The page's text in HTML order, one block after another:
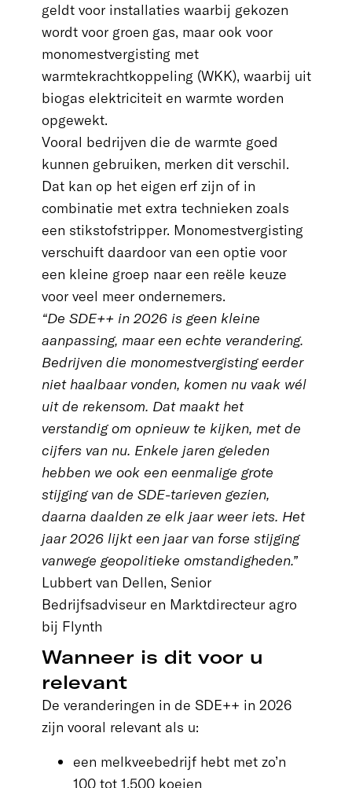
geldt voor installaties waarbij gekozen
wordt voor groen gas, maar ook voor
monomestvergisting met
warmtekrachtkoppeling (WKK), waarbij uit
biogas elektriciteit en warmte worden
opgewekt.
Vooral bedrijven die de warmte goed
kunnen gebruiken, merken dit verschil.
Dat kan op het eigen erf zijn of in
combinatie met extra technieken zoals
een stikstofstripper. Monomestvergisting
verschuift daardoor van een optie voor
een kleine groep naar een reële keuze
voor veel meer ondernemers.
“De SDE++ in 2026 is geen kleine
aanpassing, maar een echte verandering.
Bedrijven die monomestvergisting eerder
niet haalbaar vonden, komen nu vaak wél
uit de rekensom. Dat maakt het
verstandig om opnieuw te kijken, met de
cijfers van nu. Enkele jaren geleden
hebben we ook een eenmalige grote
stijging van de SDE-tarieven gezien,
daarna daalden ze elk jaar weer iets. Het
jaar 2026 lijkt een jaar van forse stijging
vanwege geopolitieke omstandigheden.”
Lubbert van Dellen, Senior
Bedrijfsadviseur en Marktdirecteur agro
bij Flynth
Wanneer is dit voor u
relevant
De veranderingen in de SDE++ in 2026
zijn vooral relevant als u:
een melkveebedrijf hebt met zo’n
100 tot 1.500 koeien